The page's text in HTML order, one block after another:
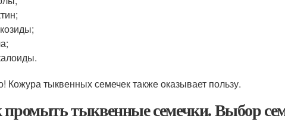
Кожура тыквенных семечек также оказывает пользу.
тыквенные семечки. Выбор